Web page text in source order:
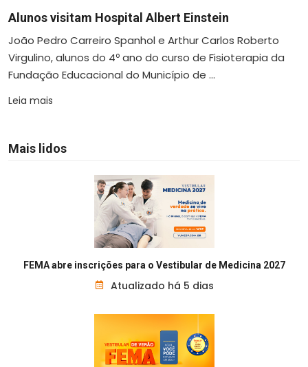
Alunos visitam Hospital Albert Einstein
João Pedro Carreiro Spanhol e Arthur Carlos Roberto
Virgulino, alunos do 4º ano do curso de Fisioterapia da
Fundação Educacional do Município de ...
Leia mais
Mais lidos
FEMA abre inscrições para o Vestibular de Medicina 2027
Atualizado há 5 dias